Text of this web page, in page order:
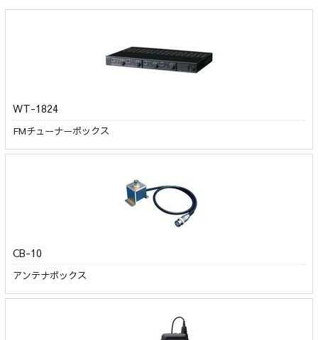
WT-1824
FMチューナーボックス
CB-10
アンテナボックス